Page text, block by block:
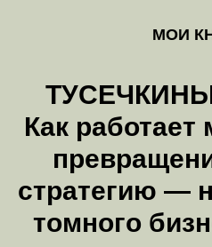
МОИ
Как работает
стратегию —
томного